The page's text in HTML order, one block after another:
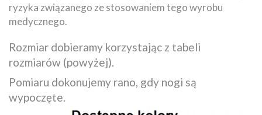
ryzyka związanego ze stosowaniem tego wyrobu
medycznego.
Rozmiar dobieramy korzystając z tabeli
rozmiarów (powyżej).
Pomiaru dokonujemy rano, gdy nogi są
wypoczęte.